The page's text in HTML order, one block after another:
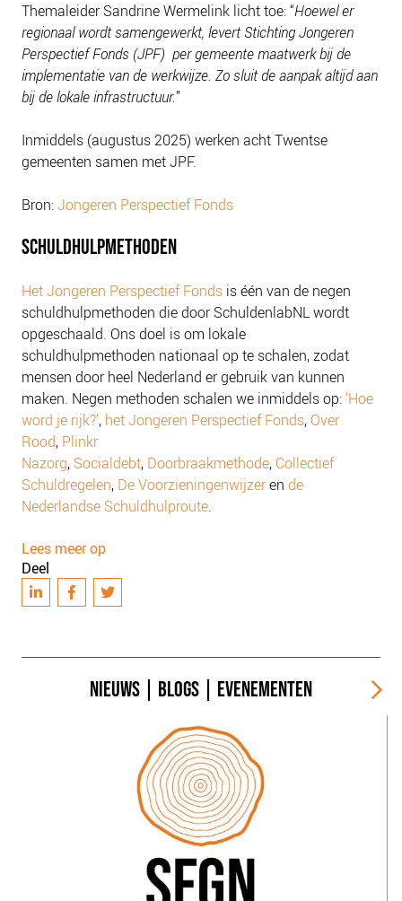
Themaleider Sandrine Wermelink licht toe: “Hoewel er
regionaal wordt samengewerkt, levert Stichting Jongeren
Perspectief Fonds (JPF) per gemeente maatwerk bij de
implementatie van de werkwijze. Zo sluit de aanpak altijd aan
bij de lokale infrastructuur.”
Inmiddels (augustus 2025) werken acht Twentse
gemeenten samen met JPF.
Bron:Jongeren Perspectief Fonds
SCHULDHULPMETHODEN
Het Jongeren Perspectief Fonds is één van de negen
schuldhulpmethoden die door SchuldenlabNL wordt
opgeschaald. Ons doel is om lokale
schuldhulpmethoden nationaal op te schalen, zodat
mensen door heel Nederland er gebruik van kunnen
maken. Negen methoden schalen we inmiddels op:‘Hoe
word je rijk?’, het Jongeren Perspectief Fonds, Over
Rood, Plinkr
Nazorg, Socialdebt, Doorbraakmethode, Collectief
Schuldregelen, De Voorzieningenwijzeren de
Nederlandse Schuldhulproute.
Lees meer op
Deel
NIEUWS BLOGS EVENEMENTEN